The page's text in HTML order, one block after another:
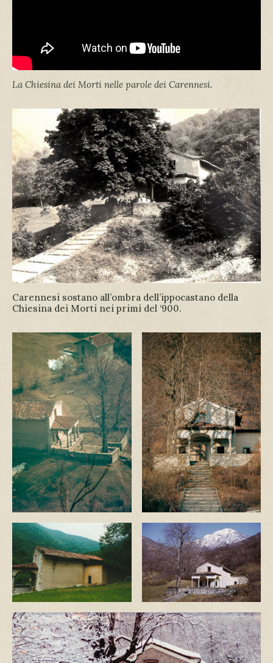
La Chiesina dei Morti nelle parole dei Carennesi.
Carennesi sostano all’ombra dell’ippocastano della
Chiesina dei Morti nei primi del ‘900.